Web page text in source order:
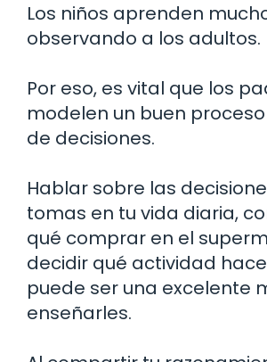
Los niños aprenden
observando a los adultos.
Por eso, es vital que los
modelen un buen
de decisiones.
Hablar sobre las
tomas en tu vida diaria,
qué comprar en el
decidir qué actividad
puede ser una excelente
enseñarles.